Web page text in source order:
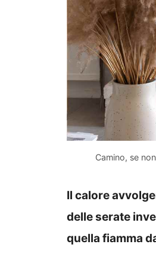
Camino, se
Il calore
delle serate
quella fiamma